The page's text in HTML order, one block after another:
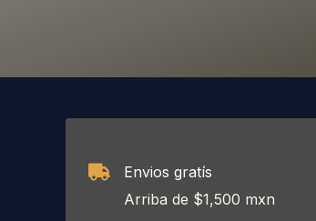
Envios gratís
Arriba de $1,500 mxn